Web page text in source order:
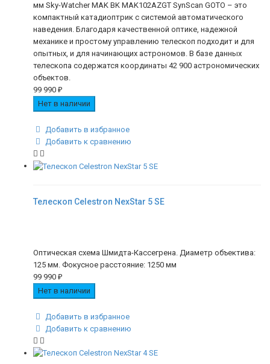
мм Sky-Watcher MAK BK MAK102AZGT SynScan GOTO – это
компактный катадиоптрик с системой автоматического
наведения. Благодаря качественной оптике, надежной
механике и простому управлению телескоп подходит и для
опытных, и для начинающих астрономов. В базе данных
телескопа содержатся координаты 42 900 астрономических
объектов.
99 990 ₽
Нет в наличии
Добавить в избранное
Добавить к сравнению
Телескоп Celestron NexStar 5 SE
Оптическая схема Шмидта-Кассегрена. Диаметр объектива:
125 мм. Фокусное расстояние: 1250 мм
99 990 ₽
Нет в наличии
Добавить в избранное
Добавить к сравнению